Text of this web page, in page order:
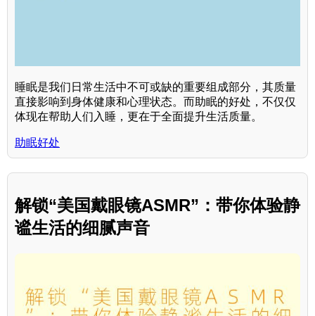
睡眠是我们日常生活中不可或缺的重要组成部分，其质量
直接影响到身体健康和心理状态。而助眠的好处，不仅仅
体现在帮助人们入睡，更在于全面提升生活质量。
助眠好处
解锁“美国戴眼镜ASMR”：带你体验静
谧生活的细腻声音